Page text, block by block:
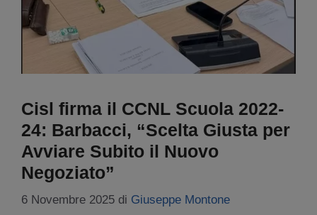
Cisl firma il CCNL Scuola 2022-
24: Barbacci, “Scelta Giusta per
Avviare Subito il Nuovo
Negoziato”
6 Novembre 2025 di Giuseppe Montone